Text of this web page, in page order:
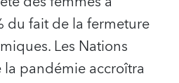
du fait de la fermeture
Les Nations
la pandémie accroîtra